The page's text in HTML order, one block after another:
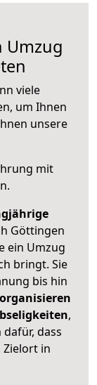
Umzug
viele
um Ihnen
unsere
mit
.
Göttingen
ein Umzug
bringt. Sie
bis hin
,
dass
Zielort in